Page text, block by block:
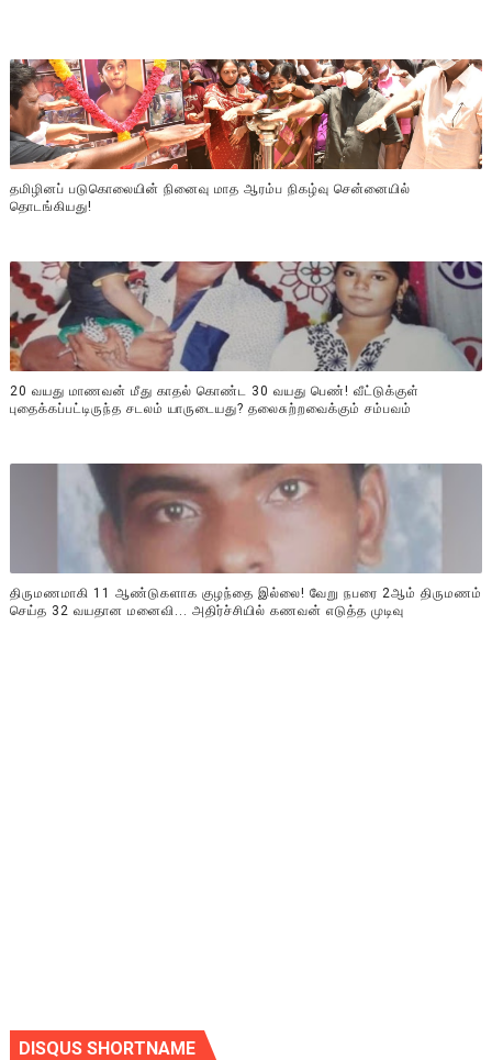
தமிழினப் படுகொலையின் நினைவு மாத ஆரம்ப நிகழ்வு சென்னையில்
தொடங்கியது!
20 வயது மாணவன் மீது காதல் கொண்ட 30 வயது பெண்! வீட்டுக்குள்
புதைக்கப்பட்டிருந்த சடலம் யாருடையது? தலைசுற்றவைக்கும் சம்பவம்
திருமணமாகி 11 ஆண்டுகளாக குழந்தை இல்லை! வேறு நபரை 2ஆம் திருமணம்
செய்த 32 வயதான மனைவி... அதிர்ச்சியில் கணவன் எடுத்த முடிவு
DISQUS SHORTNAME